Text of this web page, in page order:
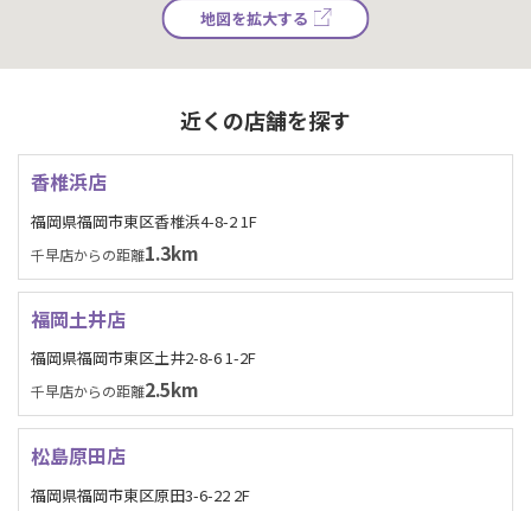
地図を拡大する
近くの店舗を探す
香椎浜店
福岡県福岡市東区香椎浜4-8-2 1F
千早店からの距離1.3km
福岡土井店
福岡県福岡市東区土井2-8-6 1-2F
千早店からの距離2.5km
松島原田店
福岡県福岡市東区原田3-6-22 2F